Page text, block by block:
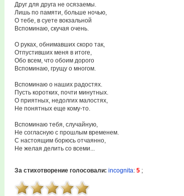
Друг для друга не осязаемы.
Лишь по памяти, больше ночью,
О тебе, в суете вокзальной
Вспоминаю, скучая очень.
О руках, обнимавших скоро так,
Отпустивших меня в итоге,
Обо всем, что обоим дорого
Вспоминаю, грущу о многом.
Вспоминаю о наших радостях.
Пусть коротких, почти минутных.
О приятных, недолгих малостях,
Не понятных еще кому-то.
Вспоминаю тебя, случайную,
Не согласную с прошлым временем.
С настоящим борюсь отчаянно,
Не желая делить со всеми...
За стихотворение голосовали: incognita: 5 ;